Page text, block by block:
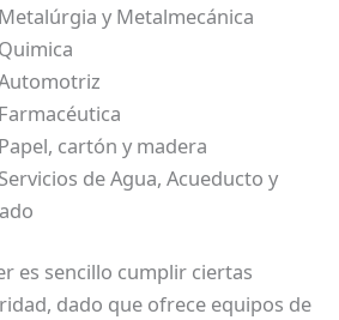
y Metalmecánica
cartón y madera
de Agua, Acueducto y
es sencillo cumplir ciertas
dado que ofrece equipos de